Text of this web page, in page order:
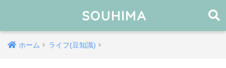
SOUHIMA
ホーム ライフ(豆知識)